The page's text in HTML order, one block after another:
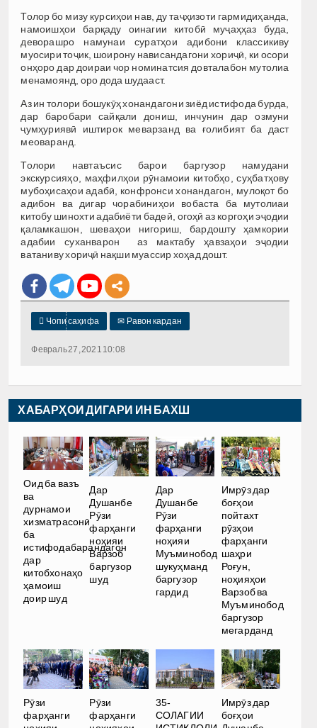
Толор бо мизу курсиҳои нав, ду таҷҳизоти гармидиҳанда,
намоишҳои барқаду оинагии китобӣ муҷаҳҳаз буда,
деворашро намунаи суратҳои адибони классикиву
муосири тоҷик, шоирону нависандагони хориҷӣ, ки осори
онҳоро дар доираи чор номинатсия довталабон мутолиа
менамоянд, оро дода шудааст.
Аз ин толори бошукӯҳ хонандагони зиёд истифода бурда,
дар баробари сайқали дониш, инчунин дар озмуни
ҷумҳуриявӣ иштирок меварзанд ва ғолибият ба даст
меоваранд.
Толори навтаъсис барои баргузор намудани
экскурсияҳо, маҳфилҳои рӯнамоии китобҳо, суҳбатҳову
мубоҳисаҳои адабӣ, конфронси хонандагон, мулоқот бо
адибон ва дигар чорабиниҳои вобаста ба мутолиаи
китобу шинохти адабиёти бадеӣ, огоҳӣ аз коргоҳи эҷодии
қаламкашон, шеваҳои нигориш, бардошту ҳамкории
адабии суханварон аз мактабу ҳавзаҳои эҷодии
ватаниву хориҷӣ нақши муассир хоҳад дошт.
 Чопи саҳифа ✉ Равон кардан
Февраль 27, 2021 10:08
ХАБАРҲОИ ДИГАРИ ИН БАХШ
Оид ба вазъ
ва
дурнамои
хизматрасонӣ
ба
истифодабарандагон
дар
китобхонаҳо
ҳамоиш
доир шуд
Дар
Душанбе
Рӯзи
фарҳанги
ноҳияи
Варзоб
баргузор
шуд
Дар
Душанбе
Рӯзи
фарҳанги
ноҳияи
Муъминобод
шукуҳманд
баргузор
гардид
Имрӯз дар
боғҳои
пойтахт
рӯзҳои
фарҳанги
шаҳри
Роғун,
ноҳияҳои
Варзоб ва
Муъминобод
баргузор
мегарданд
Рӯзи
фарҳанги
Рӯзи
фарҳанги
35-
СОЛАГИИ
Имрӯз дар
боғҳои